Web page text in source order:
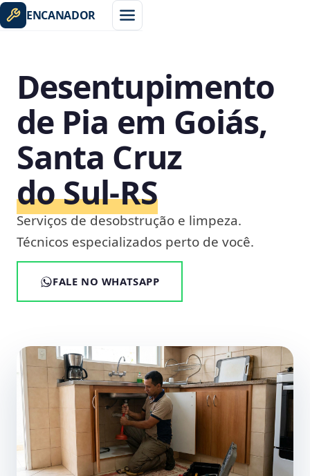
ENCANADOR
Desentupimento
de Pia em Goiás,
Santa Cruz
do Sul‑RS
Serviços de desobstrução e limpeza.
Técnicos especializados perto de você.
FALE NO WHATSAPP